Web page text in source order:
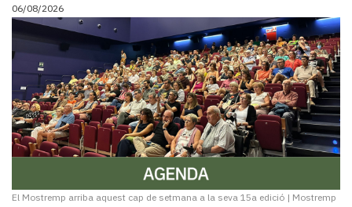
Pallars
Contingut
patrocinat
Lo
més
llegit...
Editorial
06/08/2026
El Mostremp arriba aquest cap de setmana a la seva 15a edició | Mostremp